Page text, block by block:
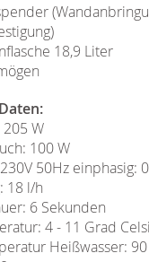
18,9 Liter
W
100 W
50Hz einphasig:
18 l/h
6 Sekunden
4 - 11 Grad
Heißwasser: